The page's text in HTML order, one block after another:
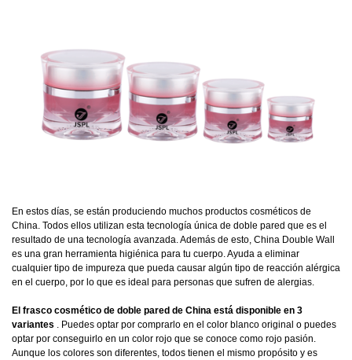
En estos días, se están produciendo muchos productos cosméticos de
China. Todos ellos utilizan esta tecnología única de doble pared que es el
resultado de una tecnología avanzada. Además de esto, China Double Wall
es una gran herramienta higiénica para tu cuerpo. Ayuda a eliminar
cualquier tipo de impureza que pueda causar algún tipo de reacción alérgica
en el cuerpo, por lo que es ideal para personas que sufren de alergias.
El frasco cosmético de doble pared de China está disponible en 3
variantes . Puedes optar por comprarlo en el color blanco original o puedes
optar por conseguirlo en un color rojo que se conoce como rojo pasión.
Aunque los colores son diferentes, todos tienen el mismo propósito y es